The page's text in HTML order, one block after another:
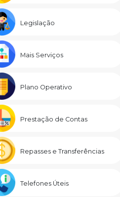
Legislação
Mais Serviços
Plano Operativo
Prestação de Contas
Repasses e Transferências
Telefones Úteis